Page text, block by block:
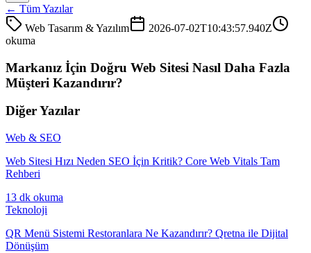
← Tüm Yazılar
Web Tasarım & Yazılım
2026-07-02T10:43:57.940Z
okuma
Markanız İçin Doğru Web Sitesi Nasıl Daha Fazla
Müşteri Kazandırır?
Diğer Yazılar
Web & SEO
Web Sitesi Hızı Neden SEO İçin Kritik? Core Web Vitals Tam
Rehberi
13 dk okuma
Teknoloji
QR Menü Sistemi Restoranlara Ne Kazandırır? Qretna ile Dijital
Dönüşüm